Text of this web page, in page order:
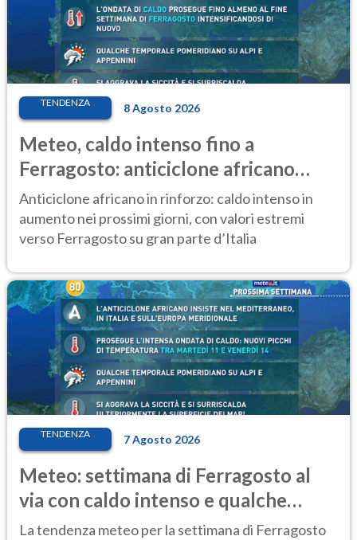
TENDENZA 8 Agosto 2026
Meteo, caldo intenso fino a
Ferragosto: anticiclone africano
ancora protagonista
Anticiclone africano in rinforzo: caldo intenso in
aumento nei prossimi giorni, con valori estremi
verso Ferragosto su gran parte d’Italia
TENDENZA 7 Agosto 2026
Meteo: settimana di Ferragosto al
via con caldo intenso e qualche
temporale
La tendenza meteo per la settimana di Ferragosto